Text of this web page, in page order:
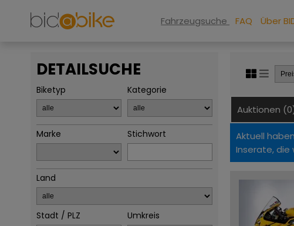
Fahrzeugsuche FAQ Über
DETAILSUCHE
Biketyp Kategorie
Marke Stichwort
Land
Stadt / PLZ Umkreis
Auktionen
Aktuell
Inserate, die